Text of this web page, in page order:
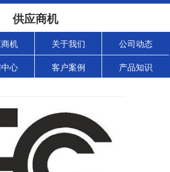
供应商机
机 关于我们 公司动态
心 客户案例 产品知识